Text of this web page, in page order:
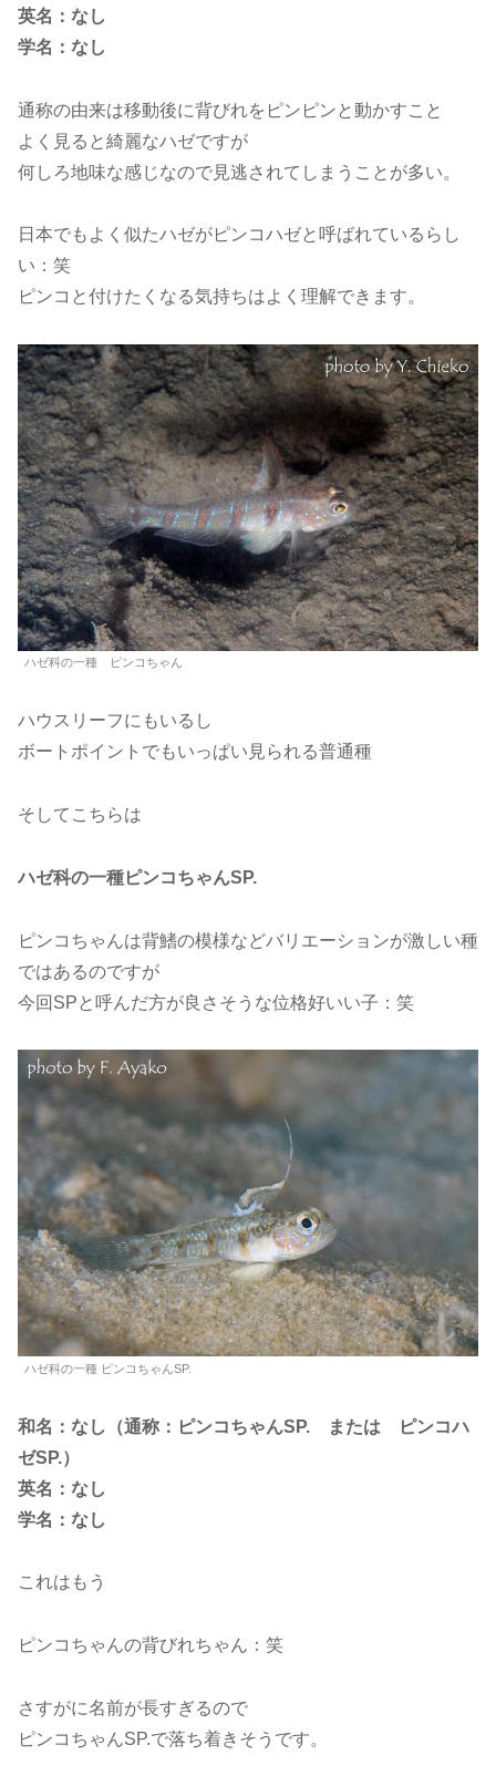
英名：なし
学名：なし
通称の由来は移動後に背びれをピンピンと動かすこと
よく見ると綺麗なハゼですが
何しろ地味な感じなので見逃されてしまうことが多い。
日本でもよく似たハゼがピンコハゼと呼ばれているらし
い：笑
ピンコと付けたくなる気持ちはよく理解できます。
ハゼ科の一種 ピンコちゃん
ハウスリーフにもいるし
ボートポイントでもいっぱい見られる普通種
そしてこちらは
ハゼ科の一種ピンコちゃんSP.
ピンコちゃんは背鰭の模様などバリエーションが激しい種
ではあるのですが
今回SPと呼んだ方が良さそうな位格好いい子：笑
ハゼ科の一種 ピンコちゃんSP.
和名：なし（通称：ピンコちゃんSP. または ピンコハ
ゼSP.）
英名：なし
学名：なし
これはもう
ピンコちゃんの背びれちゃん：笑
さすがに名前が長すぎるので
ピンコちゃんSP.で落ち着きそうです。